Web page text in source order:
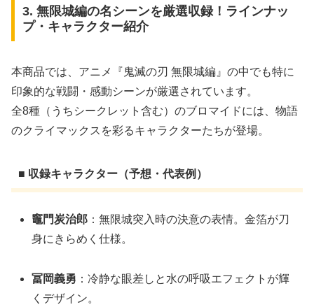
3. 無限城編の名シーンを厳選収録！ラインナッ
プ・キャラクター紹介
本商品では、アニメ『鬼滅の刃 無限城編』の中でも特に
印象的な戦闘・感動シーンが厳選されています。
全8種（うちシークレット含む）のブロマイドには、物語
のクライマックスを彩るキャラクターたちが登場。
■ 収録キャラクター（予想・代表例）
竈門炭治郎 ：無限城突入時の決意の表情。金箔が刀
身にきらめく仕様。
冨岡義勇 ：冷静な眼差しと水の呼吸エフェクトが輝
くデザイン。